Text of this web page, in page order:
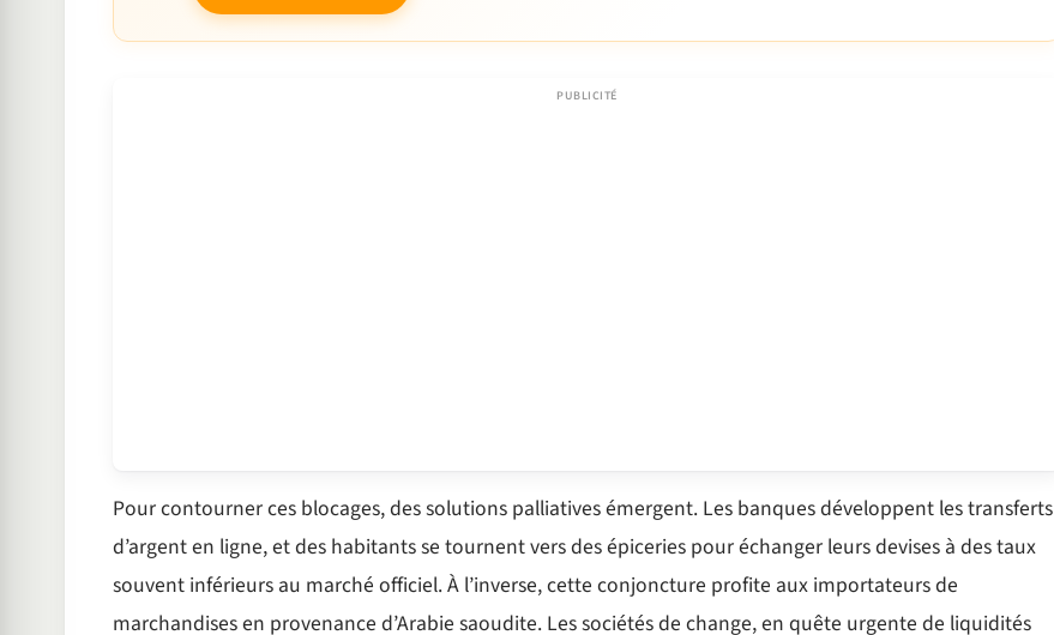
Pour contourner ces blocages, des solutions palliatives émergent. Les banques développent les transferts
d’argent en ligne, et des habitants se tournent vers des épiceries pour échanger leurs devises à des taux
souvent inférieurs au marché officiel. À l’inverse, cette conjoncture profite aux importateurs de
marchandises en provenance d’Arabie saoudite. Les sociétés de change, en quête urgente de liquidités